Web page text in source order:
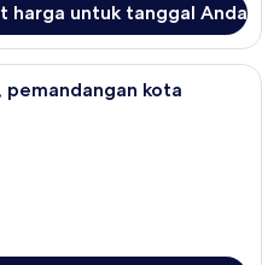
harga untuk tanggal Anda
Studio, 2 Tempat Tidur Queen,
kota